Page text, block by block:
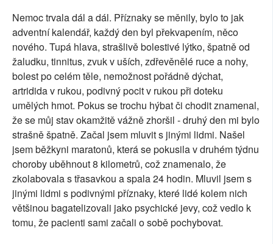
Nemoc trvala dál a dál. Příznaky se měnily, bylo to jak
adventní kalendář, každý den byl překvapením, něco
nového. Tupá hlava, strašlivě bolestivé lýtko, špatně od
žaludku, tinnitus, zvuk v uších, zdřevěnělé ruce a nohy,
bolest po celém těle, nemožnost pořádně dýchat,
artridida v rukou, podivný pocit v rukou při doteku
umělých hmot. Pokus se trochu hýbat či chodit znamenal,
že se můj stav okamžitě vážně zhoršil - druhý den mi bylo
strašně špatně. Začal jsem mluvit s jinými lidmi. Našel
jsem běžkyni maratonů, která se pokusila v druhém týdnu
choroby uběhnout 8 kilometrů, což znamenalo, že
zkolabovala s třasavkou a spala 24 hodin. Mluvil jsem s
jinými lidmi s podivnými příznaky, které lidé kolem nich
většinou bagatelizovali jako psychické jevy, což vedlo k
tomu, že pacienti sami začali o sobě pochybovat.